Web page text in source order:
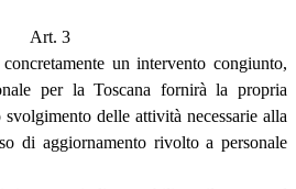
Art. 3
un intervento congiunto,
per la Toscana fornirà la propria
delle attività necessarie alla
di aggiornamento rivolto a personale